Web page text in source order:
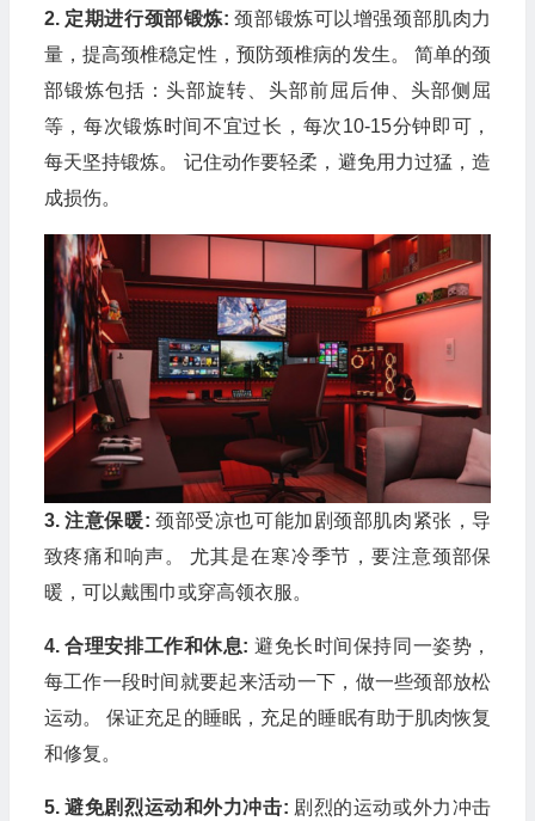
2. 定期进行颈部锻炼: 颈部锻炼可以增强颈部肌肉力
量，提高颈椎稳定性，预防颈椎病的发生。 简单的颈
部锻炼包括：头部旋转、头部前屈后伸、头部侧屈
等，每次锻炼时间不宜过长，每次10-15分钟即可，
每天坚持锻炼。 记住动作要轻柔，避免用力过猛，造
成损伤。
3. 注意保暖: 颈部受凉也可能加剧颈部肌肉紧张，导
致疼痛和响声。 尤其是在寒冷季节，要注意颈部保
暖，可以戴围巾或穿高领衣服。
4. 合理安排工作和休息: 避免长时间保持同一姿势，
每工作一段时间就要起来活动一下，做一些颈部放松
运动。 保证充足的睡眠，充足的睡眠有助于肌肉恢复
和修复。
5. 避免剧烈运动和外力冲击: 剧烈的运动或外力冲击